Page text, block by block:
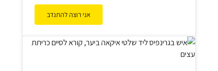
אני רוצה להתנדב